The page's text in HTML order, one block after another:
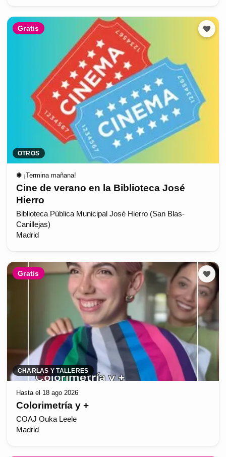
Gratis
OTROS
✱ ¡Termina mañana!
Cine de verano en la Biblioteca José
Hierro
Biblioteca Pública Municipal José Hierro (San Blas-
Canillejas)
Madrid
Gratis
CHARLAS Y TALLERES
Hasta el 18 ago 2026
Colorimetría y +
COAJ Ouka Leele
Madrid